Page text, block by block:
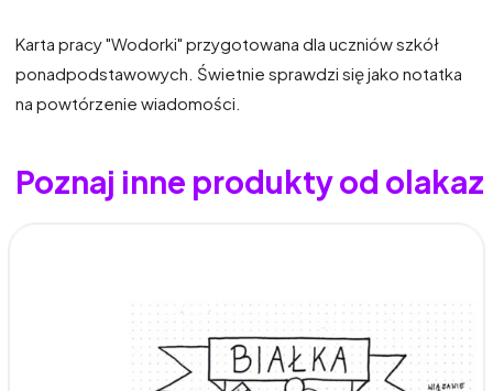
Karta pracy "Wodorki" przygotowana dla uczniów szkół
ponadpodstawowych. Świetnie sprawdzi się jako notatka
na powtórzenie wiadomości.
Poznaj inne produkty od olakaz